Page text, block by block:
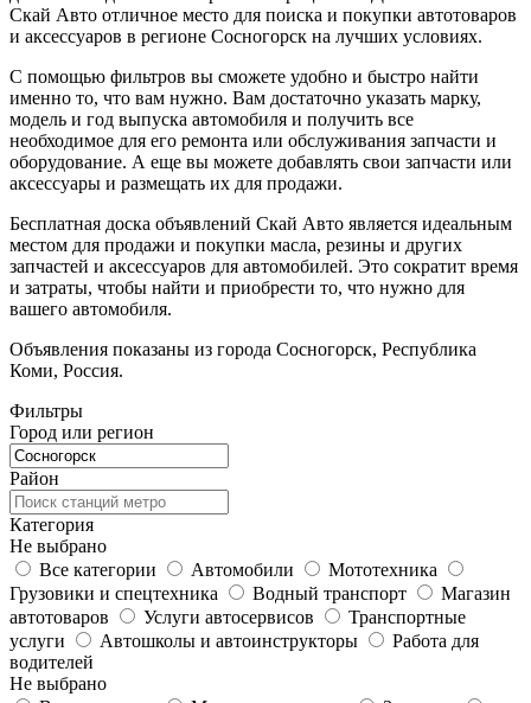
Скай Авто отличное место для поиска и покупки автотоваров
и аксессуаров в регионе Сосногорск на лучших условиях.
С помощью фильтров вы сможете удобно и быстро найти
именно то, что вам нужно. Вам достаточно указать марку,
модель и год выпуска автомобиля и получить все
необходимое для его ремонта или обслуживания запчасти и
оборудование. А еще вы можете добавлять свои запчасти или
аксессуары и размещать их для продажи.
Бесплатная доска объявлений Скай Авто является идеальным
местом для продажи и покупки масла, резины и других
запчастей и аксессуаров для автомобилей. Это сократит время
и затраты, чтобы найти и приобрести то, что нужно для
вашего автомобиля.
Объявления показаны из города Сосногорск, Республика
Коми, Россия.
Фильтры
Город или регион
Район
Категория
Не выбрано
Все категории
Автомобили
Мототехника
Грузовики и спецтехника
Водный транспорт
Магазин
автотоваров
Услуги автосервисов
Транспортные
услуги
Автошколы и автоинструкторы
Работа для
водителей
Не выбрано